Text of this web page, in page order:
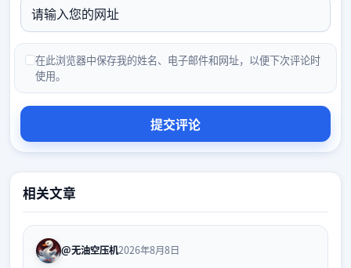
在此浏览器中保存我的姓名、电子邮件和网址，以便下次评论时
使用。
相关文章
@无油空压机2026年8月8日